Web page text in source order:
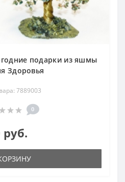
подарки из яшмы
Здоровья
7889003
0
руб.